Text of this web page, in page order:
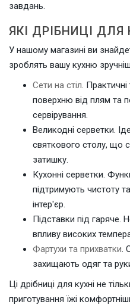
завдань.
ЯКІ ДРІБНИЦІ ДЛЯ
У нашому магазині ви
зроблять вашу кухню
Сети на стіл.
поверхню від плям та
сервірування.
Великодні серветки.
святкового столу, що
затишку.
Кухонні серветки.
підтримують чистоту
інтер'єр.
Підставки під гаряче.
впливу високих
Фартухи та прихватки.
захищають одяг та
Ці дрібниці для кухні не
приготування їжі